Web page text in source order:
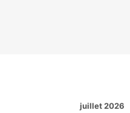
juillet 2026